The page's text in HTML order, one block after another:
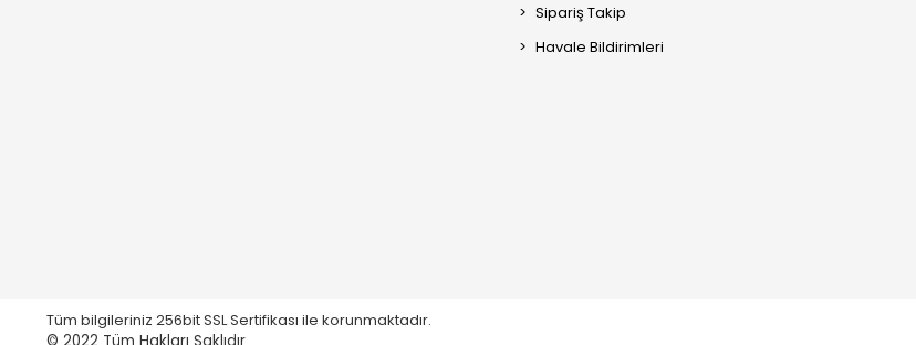
Sipariş Takip
Havale Bildirimleri
Tüm bilgileriniz 256bit SSL Sertifikası ile korunmaktadır.